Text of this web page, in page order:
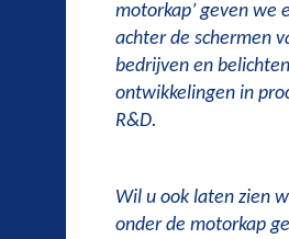
motorkap’ geven we
achter de schermen
bedrijven en
ontwikkelingen in
R&D.
Wil u ook laten zien
onder de motorkap